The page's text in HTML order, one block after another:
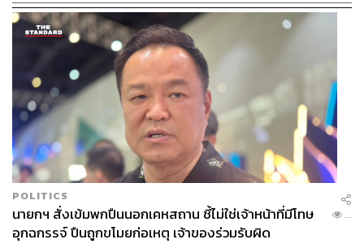
POLITICS
นายกฯ สั่งเข้มพกปืนนอกเคหสถาน ชี้ไม่ใช่เจ้าหน้าที่มีโทษ
อุกฉกรรจ์ ปืนถูกขโมยก่อเหตุ เจ้าของร่วมรับผิด
...